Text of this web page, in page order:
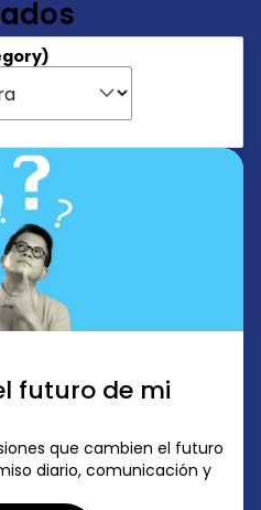
futuro de mi
que cambien el futuro
diario, comunicación y